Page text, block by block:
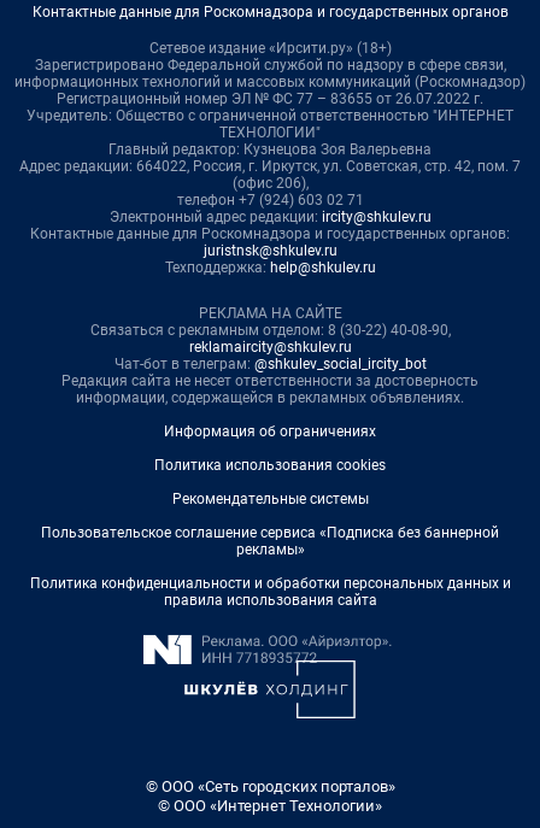
Контактные данные для Роскомнадзора и государственных органов
Сетевое издание «Ирсити.ру» (18+)
Зарегистрировано Федеральной службой по надзору в сфере связи,
информационных технологий и массовых коммуникаций (Роскомнадзор)
Регистрационный номер ЭЛ № ФС 77 – 83655 от 26.07.2022 г.
Учредитель: Общество с ограниченной ответственностью "ИНТЕРНЕТ
ТЕХНОЛОГИИ"
Главный редактор: Кузнецова Зоя Валерьевна
Адрес редакции: 664022, Россия, г. Иркутск, ул. Советская, стр. 42, пом. 7
(офис 206),
телефон +7 (924) 603 02 71
Электронный адрес редакции: ircity@shkulev.ru
Контактные данные для Роскомнадзора и государственных органов:
juristnsk@shkulev.ru
Техподдержка: help@shkulev.ru
РЕКЛАМА НА САЙТЕ
Связаться с рекламным отделом: 8 (30-22) 40-08-90,
reklamaircity@shkulev.ru
Чат-бот в телеграм: @shkulev_social_ircity_bot
Редакция сайта не несет ответственности за достоверность
информации, содержащейся в рекламных объявлениях.
Информация об ограничениях
Политика использования cookies
Рекомендательные системы
Пользовательское соглашение сервиса «Подписка без баннерной
рекламы»
Политика конфиденциальности и обработки персональных данных и
правила использования сайта
© ООО «Сеть городских порталов»
© ООО «Интернет Технологии»